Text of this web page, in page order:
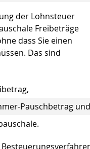
der Lohnsteuer
Freibeträge
dass Sie einen
Das sind
Pauschbetrag und